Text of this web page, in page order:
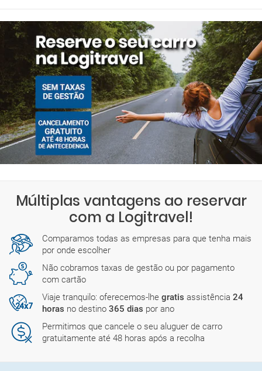
Múltiplas vantagens ao reservar
com a Logitravel!
Comparamos todas as empresas para que tenha mais
por onde escolher
Não cobramos taxas de gestão ou por pagamento
com cartão
Viaje tranquilo: oferecemos-lhe gratis assistência 24
horas no destino 365 dias por ano
Permitimos que cancele o seu aluguer de carro
gratuitamente até 48 horas após a recolha